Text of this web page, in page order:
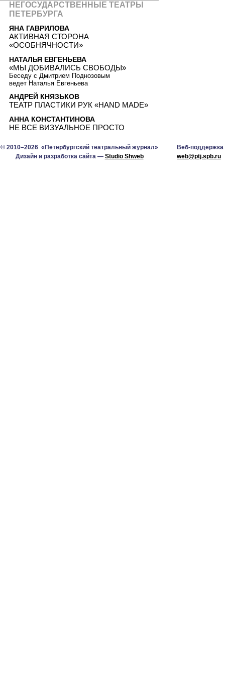
НЕГОСУДАРСТВЕННЫЕ ТЕАТРЫ
ПЕТЕРБУРГА
ЯНА ГАВРИЛОВА
АКТИВНАЯ СТОРОНА
«ОСОБНЯЧНОСТИ»
НАТАЛЬЯ ЕВГЕНЬЕВА
«МЫ ДОБИВАЛИСЬ СВОБОДЫ»
Беседу с Дмитрием Поднозовым
ведет Наталья Евгеньева
АНДРЕЙ КНЯЗЬКОВ
ТЕАТР ПЛАСТИКИ РУК «HAND MADE»
АННА КОНСТАНТИНОВА
НЕ ВСЕ ВИЗУАЛЬНОЕ ПРОСТО
© 2010–2026 «Петербургский театральный журнал»
Дизайн и разработка сайта — Studio Shweb
Веб-поддержка
web@ptj.spb.ru